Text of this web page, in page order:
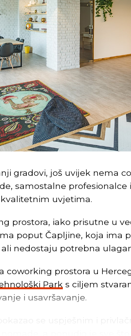
gradovi, još uvijek nema
samostalne profesionalce
uvjetima.
prostora, iako prisutne u
poput Čapljine, koja ima
nedostaju potrebna
coworking prostora u
Park s ciljem
i usavršavanje.